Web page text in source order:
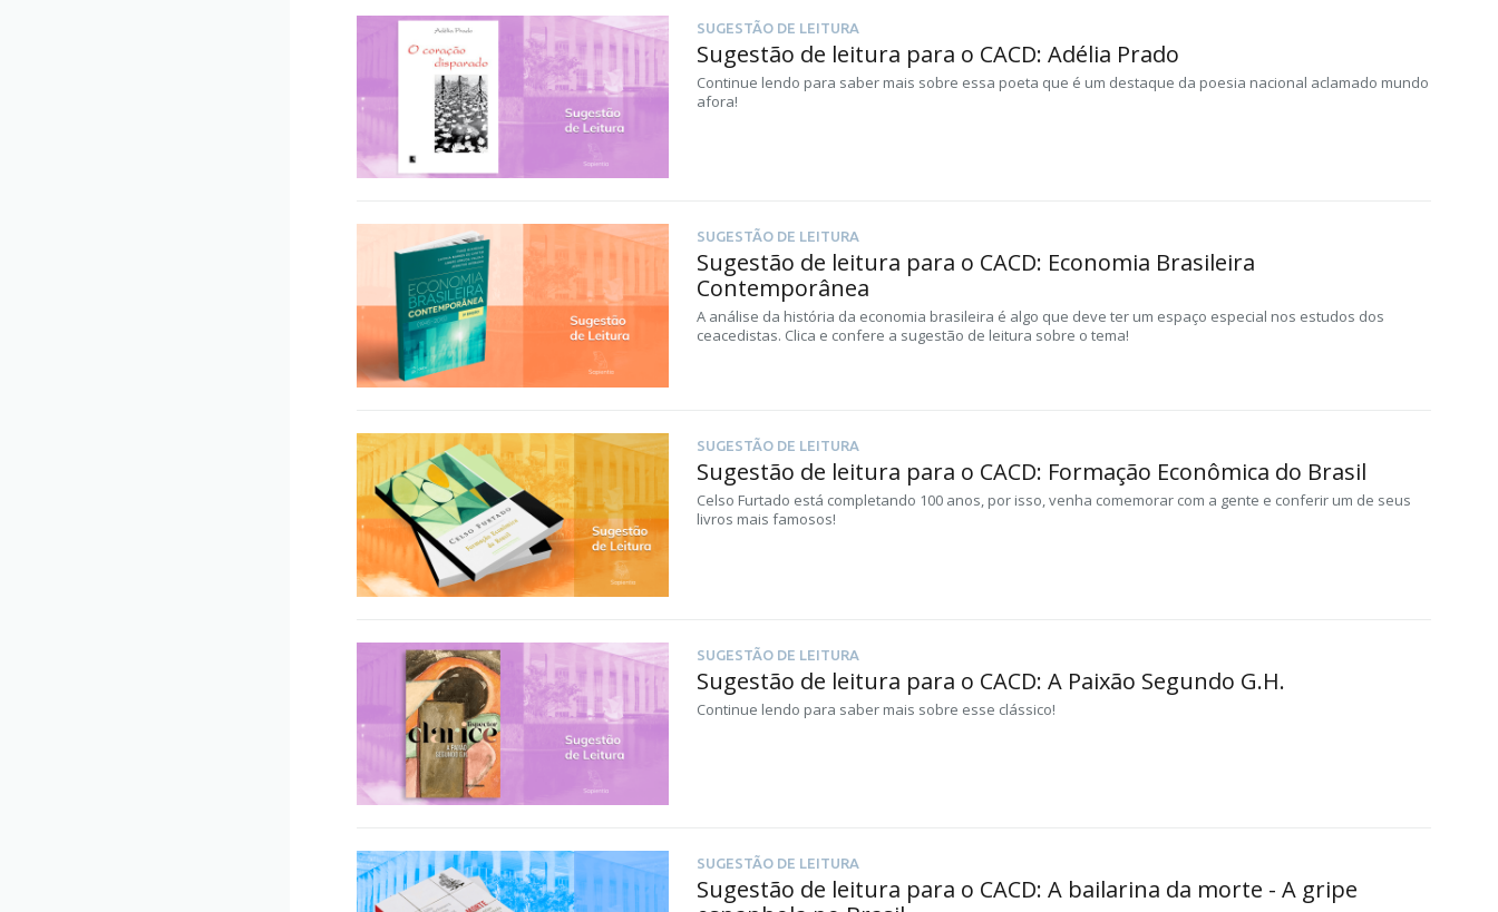
SUGESTÃO DE LEITURA
Sugestão de leitura para o CACD: Adélia Prado
Continue lendo para saber mais sobre essa poeta que é um destaque da poesia nacional aclamado mundo
afora!
SUGESTÃO DE LEITURA
Sugestão de leitura para o CACD: Economia Brasileira
Contemporânea
A análise da história da economia brasileira é algo que deve ter um espaço especial nos estudos dos
ceacedistas. Clica e confere a sugestão de leitura sobre o tema!
SUGESTÃO DE LEITURA
Sugestão de leitura para o CACD: Formação Econômica do Brasil
Celso Furtado está completando 100 anos, por isso, venha comemorar com a gente e conferir um de seus
livros mais famosos!
SUGESTÃO DE LEITURA
Sugestão de leitura para o CACD: A Paixão Segundo G.H.
Continue lendo para saber mais sobre esse clássico!
SUGESTÃO DE LEITURA
Sugestão de leitura para o CACD: A bailarina da morte - A gripe